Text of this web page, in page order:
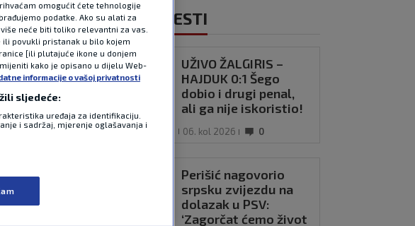
NAJNOVIJE VIJESTI
UŽIVO
UŽIVO ŽALGIRIS –
HAJDUK 0:1 Šego
dobio i drugi penal,
ali ga nije iskoristio!
CONFERENCE LEAGUE 06. kol 2026 0
Perišić nagovorio
srpsku zvijezdu na
dolazak u PSV:
‘Zagorčat ćemo život
omogućit ćete tehnologije
podatke. Ako su alati za
neće biti toliko relevantni za vas.
povukli pristanak u bilo kojem
[ili plutajuće ikone u donjem
kako je opisano u dijelu Web-
informacije o vašoj privatnosti
sljedeće:
uređaja za identifikaciju.
i sadržaj, mjerenje oglašavanja i